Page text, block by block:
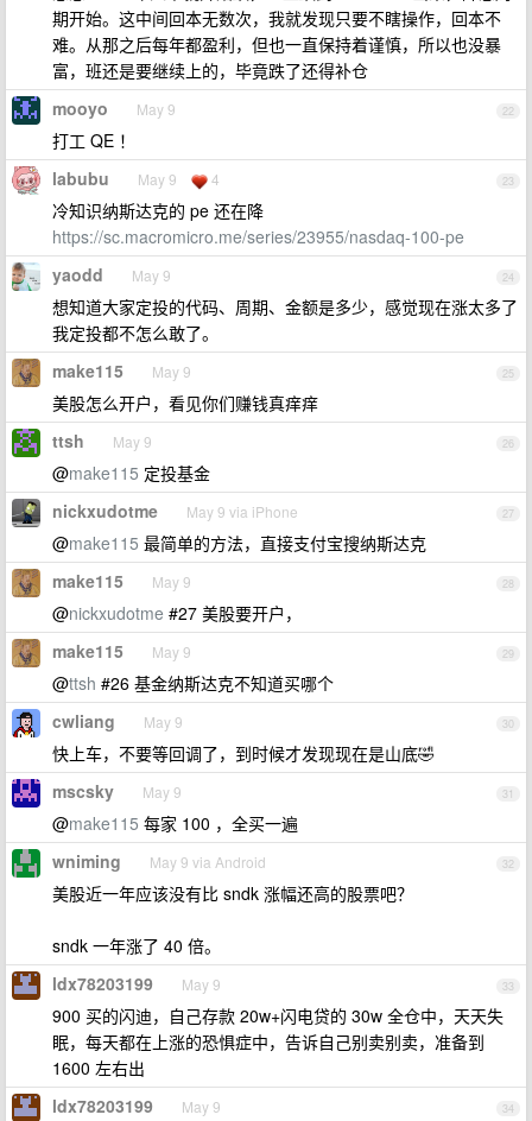
期开始。这中间回本无数次，我就发现只要不瞎操作，回本不
难。从那之后每年都盈利，但也一直保持着谨慎，所以也没暴
富，班还是要继续上的，毕竟跌了还得补仓
22
mooyo May 9
打工 QE ！
23
labubu May 9 4
冷知识纳斯达克的 pe 还在降
https://sc.macromicro.me/series/23955/nasdaq-100-pe
24
yaodd May 9
想知道大家定投的代码、周期、金额是多少，感觉现在涨太多了
我定投都不怎么敢了。
25
make115 May 9
美股怎么开户，看见你们赚钱真痒痒
26
ttsh May 9
@make115 定投基金
27
nickxudotme May 9 via iPhone
@make115 最简单的方法，直接支付宝搜纳斯达克
28
make115 May 9
@nickxudotme #27 美股要开户，
29
make115 May 9
@ttsh #26 基金纳斯达克不知道买哪个
30
cwliang May 9
快上车，不要等回调了，到时候才发现现在是山底🤣
31
mscsky May 9
@make115 每家 100 ，全买一遍
32
wniming May 9 via Android
美股近一年应该没有比 sndk 涨幅还高的股票吧？
sndk 一年涨了 40 倍。
33
ldx78203199 May 9
900 买的闪迪，自己存款 20w+闪电贷的 30w 全仓中，天天失
眠，每天都在上涨的恐惧症中，告诉自己别卖别卖，准备到
1600 左右出
34
ldx78203199 May 9